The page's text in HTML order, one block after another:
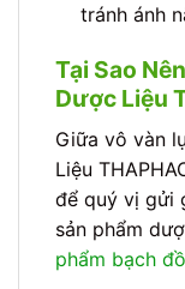
tránh ánh
Tại Sao
Dược Liệu
Giữa vô vàn
Liệu
để quý vị gửi
sản phẩm
phẩm bạch